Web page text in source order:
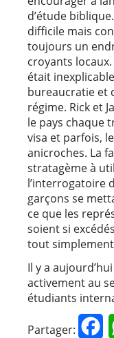
d’étude
difficile mais
toujours un
croyants
était
bureaucratie et
régime. Rick et
le pays chaque
visa et parfois,
anicroches. La
stratagème à
l’interrogatoire
garçons se
ce que les
soient si
tout
Il y a
activement au
étudiants
Partager: